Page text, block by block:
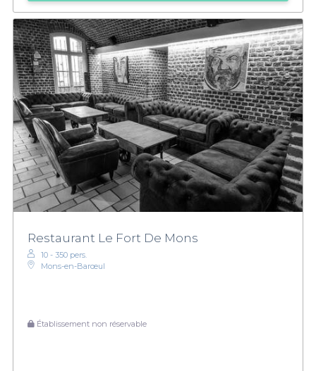
Restaurant Le Fort De Mons
10 - 350 pers.
Mons-en-Barœul
Établissement non réservable